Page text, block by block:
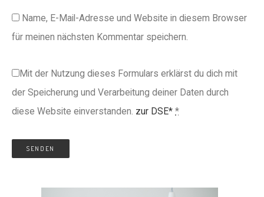
Name, E-Mail-Adresse und Website in diesem Browser
für meinen nächsten Kommentar speichern.
Mit der Nutzung dieses Formulars erklärst du dich mit
der Speicherung und Verarbeitung deiner Daten durch
diese Website einverstanden. zur DSE* *